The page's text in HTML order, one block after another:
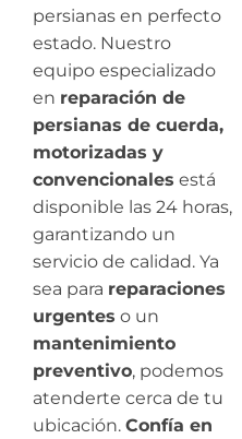
persianas en perfecto
estado. Nuestro
equipo especializado
en reparación de
persianas de cuerda,
motorizadas y
convencionales está
disponible las 24 horas,
garantizando un
servicio de calidad. Ya
sea para reparaciones
urgentes o un
mantenimiento
preventivo, podemos
atenderte cerca de tu
ubicación. Confía en